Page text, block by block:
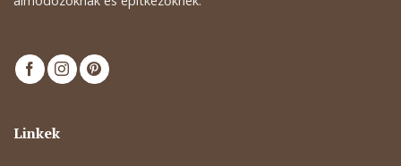
Linkek